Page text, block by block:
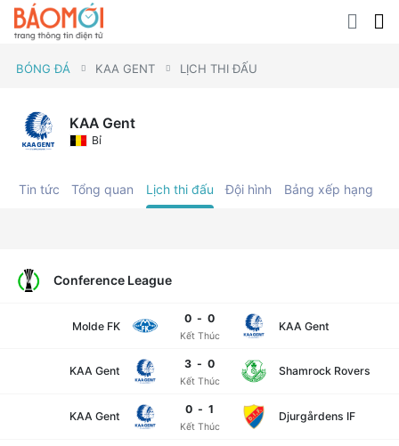
BÓNG ĐÁ KAA GENT LỊCH THI ĐẤU
KAA Gent
Bỉ
Tin tức Tổng quan Lịch thi đấu Đội hình Bảng xếp hạng
Conference League
Molde FK
Kết Thúc
0 - 0
KAA Gent
KAA Gent
Kết Thúc
3 - 0
Shamrock Rovers
KAA Gent
Kết Thúc
0 - 1
Djurgårdens IF